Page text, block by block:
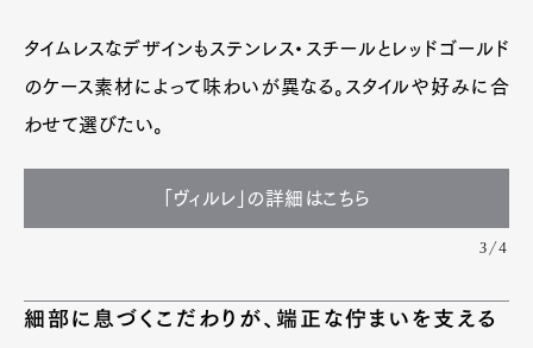
タイムレスなデザインもステンレス・スチールとレッドゴールド
のケース素材によって味わいが異なる。スタイルや好みに合
わせて選びたい。
「ヴィルレ」の詳細はこちら
3/4
細部に息づくこだわりが、端正な佇まいを支える